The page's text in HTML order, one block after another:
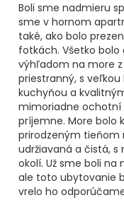
Boli sme nadmieru
sme v hornom
také, ako bolo
fotkách. Všetko
výhľadom na more
priestranný, s
kuchyňou a
mimoriadne ochotní
príjemne. More bolo
prirodzeným tieňom
udržiavaná a čistá,
okolí. Už sme boli
ale toto ubytovanie
vrelo ho